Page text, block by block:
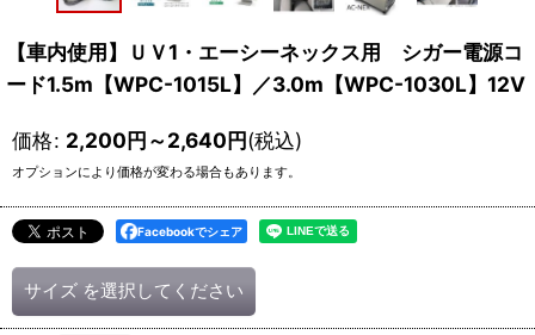
【車内使用】ＵＶ1・エーシーネックス用 シガー電源コ
ード1.5m【WPC-1015L】／3.0m【WPC-1030L】12V
価格: 2,200円～2,640円(税込)
オプションにより価格が変わる場合もあります。
Facebookでシェア
サイズ を選択してください